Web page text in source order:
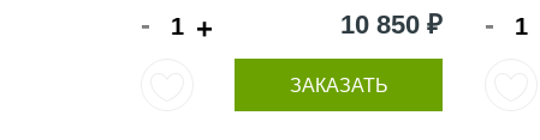
- + 10 850 ₽
ЗАКАЗАТЬ
-